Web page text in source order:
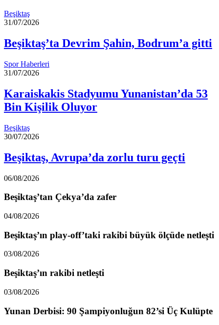
Beşiktaş
31/07/2026
Beşiktaş’ta Devrim Şahin, Bodrum’a gitti
Spor Haberleri
31/07/2026
Karaiskakis Stadyumu Yunanistan’da 53
Bin Kişilik Oluyor
Beşiktaş
30/07/2026
Beşiktaş, Avrupa’da zorlu turu geçti
06/08/2026
Beşiktaş’tan Çekya’da zafer
04/08/2026
Beşiktaş’ın play-off’taki rakibi büyük ölçüde netleşti
03/08/2026
Beşiktaş’ın rakibi netleşti
03/08/2026
Yunan Derbisi: 90 Şampiyonluğun 82’si Üç Kulüpte